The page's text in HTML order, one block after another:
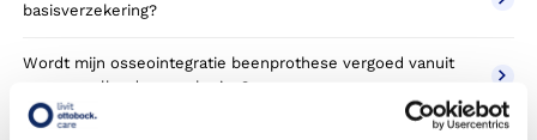
basisverzekering?
Wordt mijn osseointegratie beenprothese vergoed vanuit
een aanvullende verzekering?